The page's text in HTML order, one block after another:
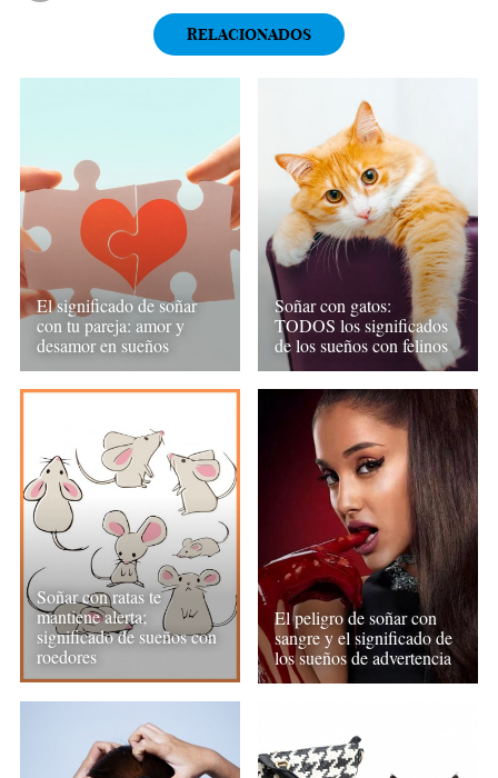
RELACIONADOS
El significado de soñar
con tu pareja: amor y
desamor en sueños
Soñar con gatos:
TODOS los significados
de los sueños con felinos
Soñar con ratas te
mantiene alerta;
significado de sueños con
roedores
El peligro de soñar con
sangre y el significado de
los sueños de advertencia